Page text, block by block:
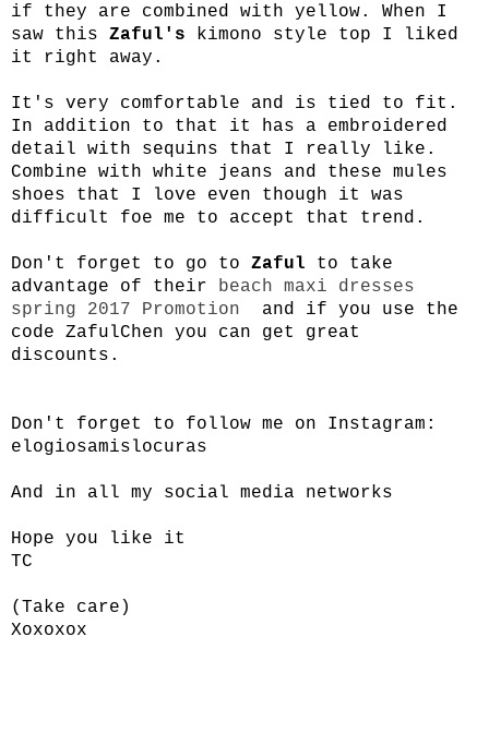
if they are combined with yellow. When I
saw this Zaful's kimono style top I liked
it right away.
It's very comfortable and is tied to fit.
In addition to that it has a embroidered
detail with sequins that I really like.
Combine with white jeans and these mules
shoes that I love even though it was
difficult foe me to accept that trend.
Don't forget to go to Zaful to take
advantage of their beach maxi dresses
spring 2017 Promotion and if you use the
code ZafulChen you can get great
discounts.
Don't forget to follow me on Instagram:
elogiosamislocuras
And in all my social media networks
Hope you like it
TC
(Take care)
Xoxoxox